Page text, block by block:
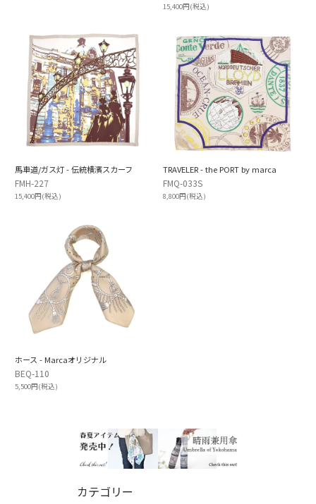
15,400円(税込)
馬車道/ガス灯 - 伝統横濱スカーフ
FMH-227
15,400円(税込)
TRAVELER - the PORT by marca
FMQ-033S
8,800円(税込)
ホース - Marcaオリジナル
BEQ-110
5,500円(税込)
カテゴリー